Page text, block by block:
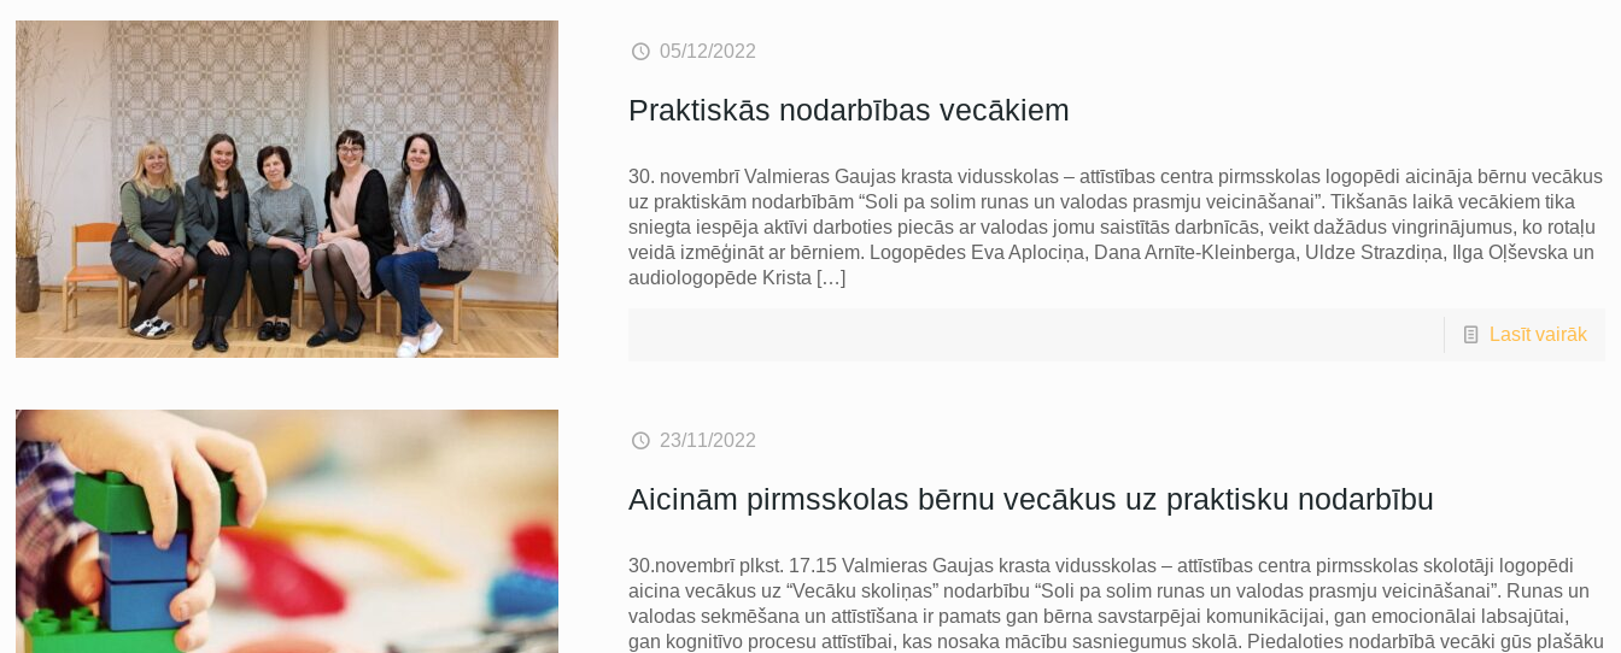
05/12/2022
Praktiskās nodarbības vecākiem
30. novembrī Valmieras Gaujas krasta vidusskolas – attīstības centra pirmsskolas logopēdi aicināja bērnu vecākus
uz praktiskām nodarbībām “Soli pa solim runas un valodas prasmju veicināšanai”. Tikšanās laikā vecākiem tika
sniegta iespēja aktīvi darboties piecās ar valodas jomu saistītās darbnīcās, veikt dažādus vingrinājumus, ko rotaļu
veidā izmēģināt ar bērniem. Logopēdes Eva Aplociņa, Dana Arnīte-Kleinberga, Uldze Strazdiņa, Ilga Oļševska un
audiologopēde Krista […]
Lasīt vairāk
23/11/2022
Aicinām pirmsskolas bērnu vecākus uz praktisku nodarbību
30.novembrī plkst. 17.15 Valmieras Gaujas krasta vidusskolas – attīstības centra pirmsskolas skolotāji logopēdi
aicina vecākus uz “Vecāku skoliņas” nodarbību “Soli pa solim runas un valodas prasmju veicināšanai”. Runas un
valodas sekmēšana un attīstīšana ir pamats gan bērna savstarpējai komunikācijai, gan emocionālai labsajūtai,
gan kognitīvo procesu attīstībai, kas nosaka mācību sasniegumus skolā. Piedaloties nodarbībā vecāki gūs plašāku